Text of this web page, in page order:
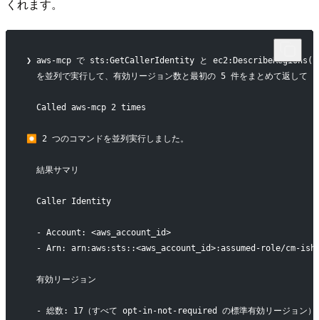
くれます。
❯ aws-mcp で sts:GetCallerIdentity と
  を並列で実行して、有効リージョン数と最初の 5 件をまとめて返して
  Called aws-mcp 2 times
⏺ 2 つのコマンドを並列実行しました。
  結果サマリ
  Caller Identity
  - Account: <aws_account_id>
- Arn: arn:aws:sts::<aws_account_id>:assumed-role/cm-
  有効リージョン
  - 総数: 17（すべて opt-in-not-required の標準有効リージョン）